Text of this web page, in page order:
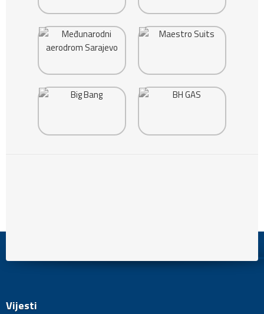
Vijesti